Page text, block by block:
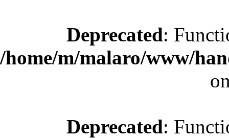
Deprecated:
/home/m/malaro/www/
Deprecated: